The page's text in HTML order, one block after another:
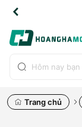
Trang chủ